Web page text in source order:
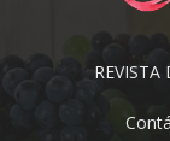
REVISTA